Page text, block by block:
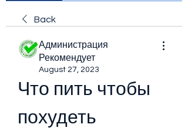
Back
Администрация
Рекомендует
August 27, 2023
Что пить чтобы
похудеть